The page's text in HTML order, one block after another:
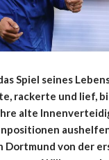
Spiel seines
rackerte und lief,
alte
Dortmund von der